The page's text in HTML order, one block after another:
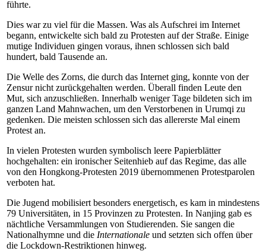
führte.
Dies war zu viel für die Massen. Was als Aufschrei im Internet
begann, entwickelte sich bald zu Protesten auf der Straße. Einige
mutige Individuen gingen voraus, ihnen schlossen sich bald
hundert, bald Tausende an.
Die Welle des Zorns, die durch das Internet ging, konnte von der
Zensur nicht zurückgehalten werden. Überall finden Leute den
Mut, sich anzuschließen. Innerhalb weniger Tage bildeten sich im
ganzen Land Mahnwachen, um den Verstorbenen in Urumqi zu
gedenken. Die meisten schlossen sich das allererste Mal einem
Protest an.
In vielen Protesten wurden symbolisch leere Papierblätter
hochgehalten: ein ironischer Seitenhieb auf das Regime, das alle
von den Hongkong-Protesten 2019 übernommenen Protestparolen
verboten hat.
Die Jugend mobilisiert besonders energetisch, es kam in mindestens
79 Universitäten, in 15 Provinzen zu Protesten. In Nanjing gab es
nächtliche Versammlungen von Studierenden. Sie sangen die
Nationalhymne und die Internationale und setzten sich offen über
die Lockdown-Restriktionen hinweg.